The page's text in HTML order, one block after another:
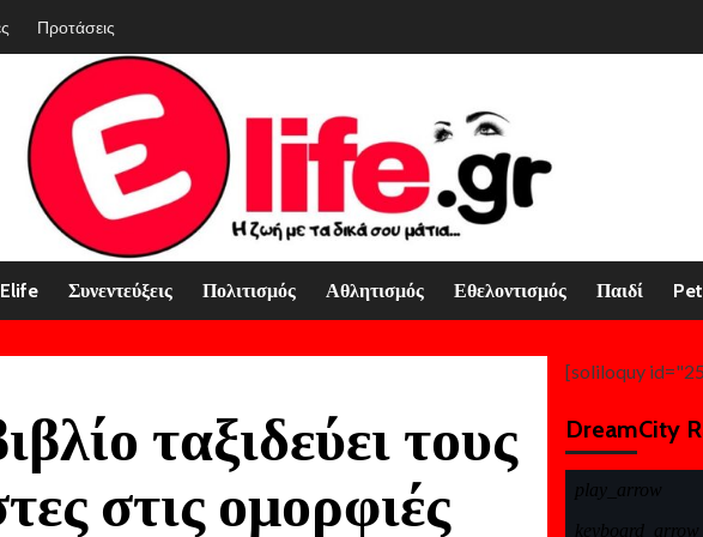
Προτάσεις
Elife Συνεντεύξεις Πολιτισμός Αθλητισμός Εθελοντισμός Παιδί
ταξιδεύει τους
στις ομορφιές
[soliloquy
DreamCity